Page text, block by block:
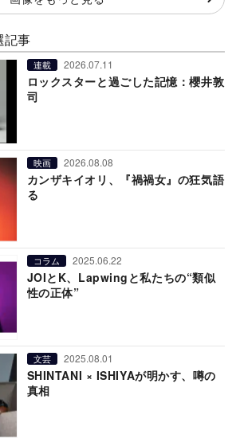
記事
連載 2026.07.11
ロックスターと過ごした記憶：櫻井敦
司
映画 2026.08.08
カンザキイオリ、『禍禍女』の狂気語
る
コラム 2025.06.22
JOIとK、Lapwingと私たちの“類似
性の正体”
文芸 2025.08.01
SHINTANI × ISHIYAが明かす、噂の
真相